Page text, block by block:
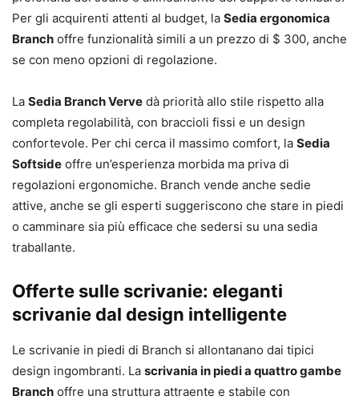
Per gli acquirenti attenti al budget, la Sedia ergonomica
Branch offre funzionalità simili a un prezzo di $ 300, anche
se con meno opzioni di regolazione.
La Sedia Branch Verve dà priorità allo stile rispetto alla
completa regolabilità, con braccioli fissi e un design
confortevole. Per chi cerca il massimo comfort, la Sedia
Softside offre un’esperienza morbida ma priva di
regolazioni ergonomiche. Branch vende anche sedie
attive, anche se gli esperti suggeriscono che stare in piedi
o camminare sia più efficace che sedersi su una sedia
traballante.
Offerte sulle scrivanie: eleganti
scrivanie dal design intelligente
Le scrivanie in piedi di Branch si allontanano dai tipici
design ingombranti. La scrivania in piedi a quattro gambe
Branch offre una struttura attraente e stabile con